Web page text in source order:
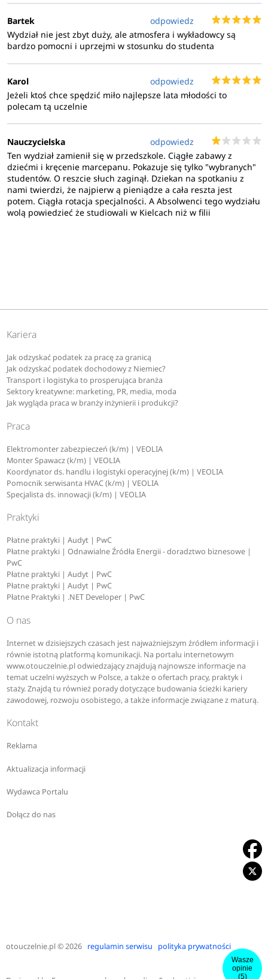
Bartek
odpowiedz
Wydział nie jest zbyt duży, ale atmosfera i wykładowcy są
bardzo pomocni i uprzejmi w stosunku do studenta
Karol
odpowiedz
Jeżeli ktoś chce spędzić miło najlepsze lata młodości to
polecam tą uczelnie
Nauczycielska
odpowiedz
Ten wydział zamienił się w przedszkole. Ciągłe zabawy z
dziećmi i kręcenie marcepanu. Pokazuje się tylko "wybranych"
studentów. O reszcie słuch zaginął. Dziekan na spotkaniu z
nami twierdzi, że najpierw ą pieniądze a cała reszta jest
potem. Ciągła rotacja specjalności. A Absolwenci tego wydziału
wolą powiedzieć że studiowali w Kielcach niż w filii
Wasze
opinie
(5)
Kariera
Jak odzyskać podatek za pracę za granicą
Jak odzyskać podatek dochodowy z Niemiec?
Transport i logistyka to prosperująca branża
Sektory kreatywne: marketing, PR, media, moda
Jak wygląda praca w branży inżynierii i produkcji?
Praca
Elektromonter zabezpieczeń (k/m) | VEOLIA
Monter Spawacz (k/m) | VEOLIA
Koordynator ds. handlu i logistyki operacyjnej (k/m) | VEOLIA
Pomocnik serwisanta HVAC (k/m) | VEOLIA
Specjalista ds. innowacji (k/m) | VEOLIA
Praktyki
Płatne praktyki | Audyt | PwC
Płatne praktyki | Odnawialne Źródła Energii - doradztwo biznesowe |
PwC
Płatne praktyki | Audyt | PwC
Płatne praktyki | Audyt | PwC
Płatne Praktyki | .NET Developer | PwC
O nas
Internet w dzisiejszych czasach jest najważniejszym źródłem informacji i
równie istotną platformą komunikacji. Na portalu internetowym
www.otouczelnie.pl odwiedzający znajdują najnowsze informacje na
temat uczelni wyższych w Polsce, a także o ofertach pracy, praktyk i
staży. Znajdą tu również porady dotyczące budowania ścieżki kariery
zawodowej, rozwoju osobistego, a także informacje związane z maturą.
Kontakt
Reklama
Aktualizacja informacji
Wydawca Portalu
Dołącz do nas
otouczelnie.pl© 2026 regulamin serwisu polityka prywatności